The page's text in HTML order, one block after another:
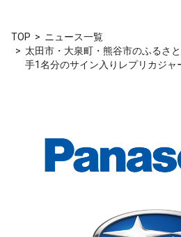
TOP
ニュース一覧
太田市・大泉町・熊谷市のふるさ
手1名分のサイン入りレプリカジャ